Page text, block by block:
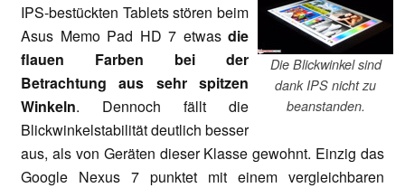
Die Blickwinkel sind
dank IPS nicht zu
beanstanden.
IPS-bestückten Tablets stören beim
Asus Memo Pad HD 7 etwas die
flauen Farben bei der
Betrachtung aus sehr spitzen
Winkeln. Dennoch fällt die
Blickwinkelstabilität deutlich besser
aus, als von Geräten dieser Klasse gewohnt. Einzig das
Google Nexus 7 punktet mit einem vergleichbaren